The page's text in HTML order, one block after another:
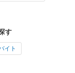
す
イト